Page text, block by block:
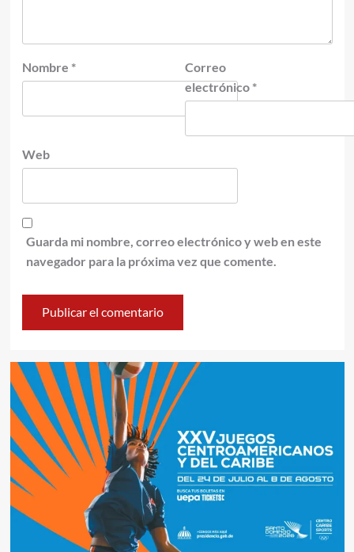
Nombre *
Correo
electrónico *
Web
Guarda mi nombre, correo electrónico y web en este
navegador para la próxima vez que comente.